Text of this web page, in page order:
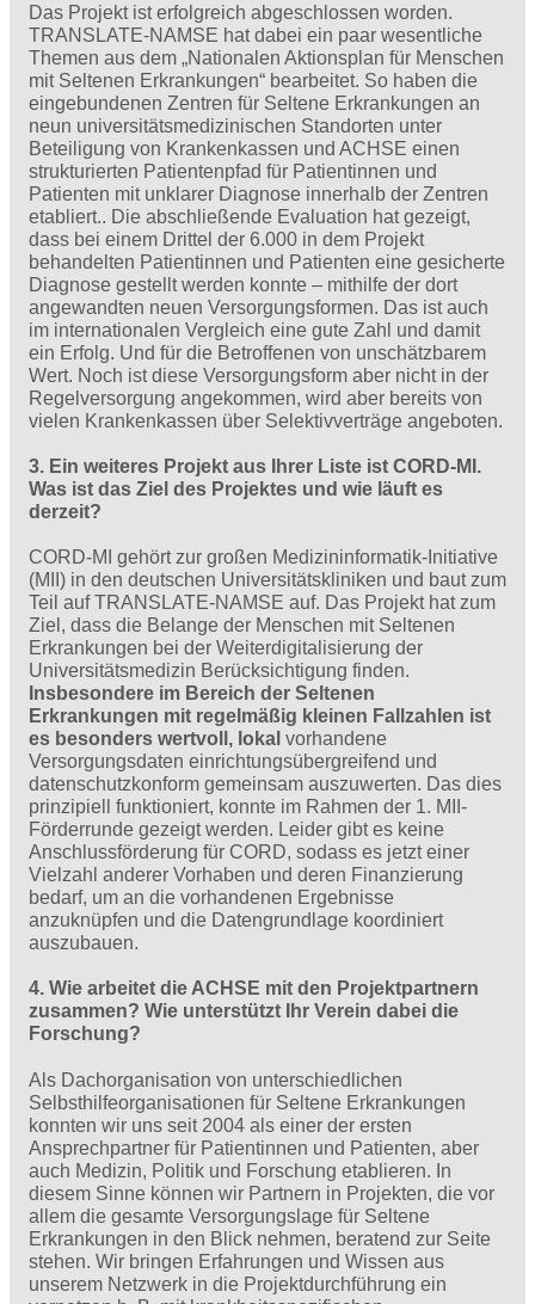
Das Projekt ist erfolgreich abgeschlossen worden.
TRANSLATE-NAMSE hat dabei ein paar wesentliche
Themen aus dem „Nationalen Aktionsplan für Menschen
mit Seltenen Erkrankungen“ bearbeitet. So haben die
eingebundenen Zentren für Seltene Erkrankungen an
neun universitätsmedizinischen Standorten unter
Beteiligung von Krankenkassen und ACHSE einen
strukturierten Patientenpfad für Patientinnen und
Patienten mit unklarer Diagnose innerhalb der Zentren
etabliert.. Die abschließende Evaluation hat gezeigt,
dass bei einem Drittel der 6.000 in dem Projekt
behandelten Patientinnen und Patienten eine gesicherte
Diagnose gestellt werden konnte – mithilfe der dort
angewandten neuen Versorgungsformen. Das ist auch
im internationalen Vergleich eine gute Zahl und damit
ein Erfolg. Und für die Betroffenen von unschätzbarem
Wert. Noch ist diese Versorgungsform aber nicht in der
Regelversorgung angekommen, wird aber bereits von
vielen Krankenkassen über Selektivverträge angeboten.
3. Ein weiteres Projekt aus Ihrer Liste ist CORD-MI.
Was ist das Ziel des Projektes und wie läuft es
derzeit?
CORD-MI gehört zur großen Medizininformatik-Initiative
(MII) in den deutschen Universitätskliniken und baut zum
Teil auf TRANSLATE-NAMSE auf. Das Projekt hat zum
Ziel, dass die Belange der Menschen mit Seltenen
Erkrankungen bei der Weiterdigitalisierung der
Universitätsmedizin Berücksichtigung finden.
Insbesondere im Bereich der Seltenen
Erkrankungen mit regelmäßig kleinen Fallzahlen ist
es besonders wertvoll, lokal vorhandene
Versorgungsdaten einrichtungsübergreifend und
datenschutzkonform gemeinsam auszuwerten. Das dies
prinzipiell funktioniert, konnte im Rahmen der 1. MII-
Förderrunde gezeigt werden. Leider gibt es keine
Anschlussförderung für CORD, sodass es jetzt einer
Vielzahl anderer Vorhaben und deren Finanzierung
bedarf, um an die vorhandenen Ergebnisse
anzuknüpfen und die Datengrundlage koordiniert
auszubauen.
4. Wie arbeitet die ACHSE mit den Projektpartnern
zusammen? Wie unterstützt Ihr Verein dabei die
Forschung?
Als Dachorganisation von unterschiedlichen
Selbsthilfeorganisationen für Seltene Erkrankungen
konnten wir uns seit 2004 als einer der ersten
Ansprechpartner für Patientinnen und Patienten, aber
auch Medizin, Politik und Forschung etablieren. In
diesem Sinne können wir Partnern in Projekten, die vor
allem die gesamte Versorgungslage für Seltene
Erkrankungen in den Blick nehmen, beratend zur Seite
stehen. Wir bringen Erfahrungen und Wissen aus
unserem Netzwerk in die Projektdurchführung ein